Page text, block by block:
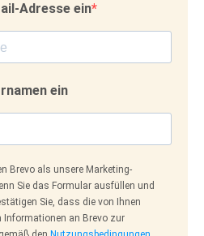
Adresse ein
ein
Brevo als unsere Marketing-
Sie das Formular ausfüllen und
Sie, dass die von Ihnen
Informationen an Brevo zur